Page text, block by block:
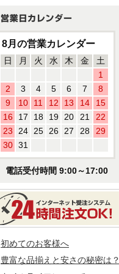
8月の営業カレンダー
日 月 火 水 木 金
土
1
2
3 4 5 6 7
8
9
10 11 12 13 14
15
16
17 18 19 20 21
22
23
24 25 26 27 28
29
30 31
電話受付時間 9:00～17:00
初めてのお客様へ
豊富な品揃えと安さの秘密は？